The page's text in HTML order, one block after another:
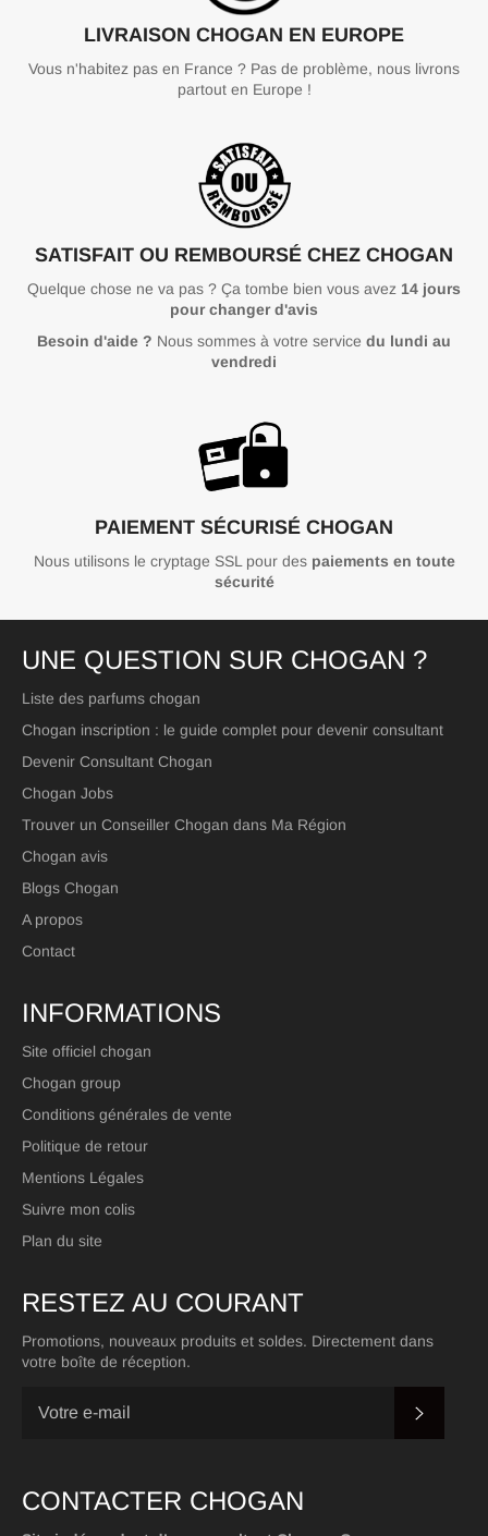
LIVRAISON CHOGAN EN EUROPE
Vous n'habitez pas en France ? Pas de problème, nous livrons
partout en Europe !
SATISFAIT OU REMBOURSÉ CHEZ CHOGAN
Quelque chose ne va pas ? Ça tombe bien vous avez 14 jours
pour changer d'avis
Besoin d'aide ? Nous sommes à votre service du lundi au
vendredi
PAIEMENT SÉCURISÉ CHOGAN
Nous utilisons le cryptage SSL pour des paiements en toute
sécurité
UNE QUESTION SUR CHOGAN ?
Liste des parfums chogan
Chogan inscription : le guide complet pour devenir consultant
Devenir Consultant Chogan
Chogan Jobs
Trouver un Conseiller Chogan dans Ma Région
Chogan avis
Blogs Chogan
A propos
Contact
INFORMATIONS
Site officiel chogan
Chogan group
Conditions générales de vente
Politique de retour
Mentions Légales
Suivre mon colis
Plan du site
RESTEZ AU COURANT
Promotions, nouveaux produits et soldes. Directement dans
votre boîte de réception.
CONTACTER CHOGAN